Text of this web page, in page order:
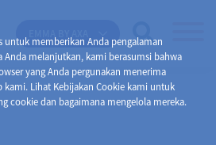
untuk memberikan Anda pengalaman
Anda melanjutkan, kami berasumsi bahwa
yang Anda pergunakan menerima
kami. Lihat Kebijakan Cookie kami untuk
cookie dan bagaimana mengelola mereka.